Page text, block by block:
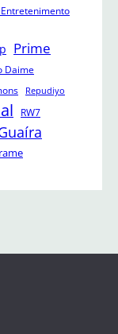
Prime
Daime
Repudiyo
RW7